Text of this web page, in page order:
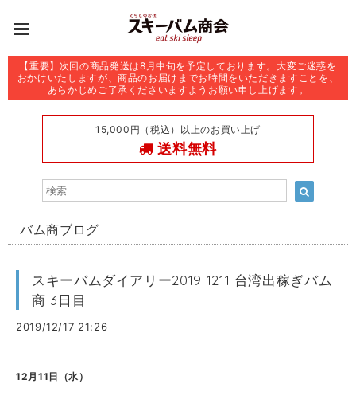
【重要】次回の商品発送は8月中旬を予定しております。大変ご迷惑を
おかけいたしますが、商品のお届けまでお時間をいただきますことを、
あらかじめご了承くださいますようお願い申し上げます。
15,000円（税込）以上のお買い上げ
送料無料
バム商ブログ
スキーバムダイアリー2019 1211 台湾出稼ぎバム
商 3日目
2019/12/17 21:26
12月11日（水）